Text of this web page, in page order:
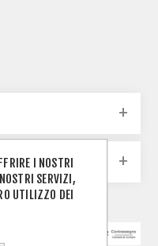
I NOSTRI
SERVIZI,
UTILIZZO DEI